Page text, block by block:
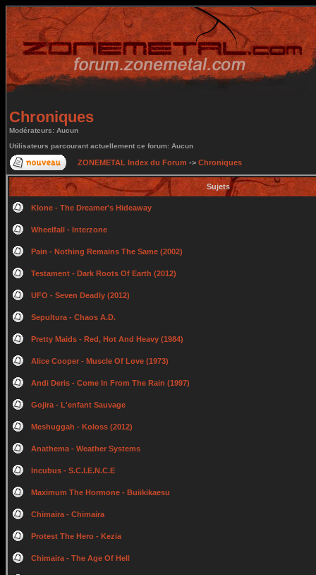
Chroniques
Modérateurs: Aucun
Utilisateurs parcourant actuellement ce forum: Aucun
ZONEMETAL Index du Forum -> Chroniques
Sujets
Klone - The Dreamer's Hideaway
Wheelfall - Interzone
Pain - Nothing Remains The Same (2002)
Testament - Dark Roots Of Earth (2012)
UFO - Seven Deadly (2012)
Sepultura - Chaos A.D.
Pretty Maids - Red, Hot And Heavy (1984)
Alice Cooper - Muscle Of Love (1973)
Andi Deris - Come In From The Rain (1997)
Gojira - L'enfant Sauvage
Meshuggah - Koloss (2012)
Anathema - Weather Systems
Incubus - S.C.I.E.N.C.E
Maximum The Hormone - Buiikikaesu
Chimaira - Chimaira
Protest The Hero - Kezia
Chimaira - The Age Of Hell